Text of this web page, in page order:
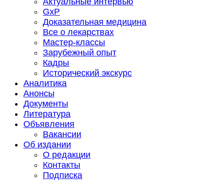
GxP
Доказательная медицина
Все о лекарствах
Мастер-классы
Зарубежный опыт
Кадры
Исторический экскурс
Аналитика
Анонсы
Документы
Литература
Объявления
Вакансии
Об издании
О редакции
Контакты
Подписка